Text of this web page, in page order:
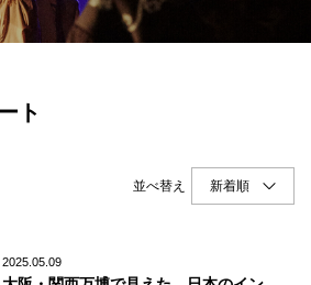
ブランド一覧
ト
並べ替え
2025.05.09